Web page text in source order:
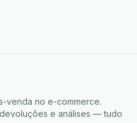
venda no e-commerce.
e análises — tudo